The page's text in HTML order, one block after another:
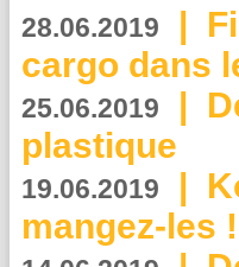
28.06.2019 |
cargo dans
25.06.2019 |
plastique
19.06.2019 |
mangez-les !